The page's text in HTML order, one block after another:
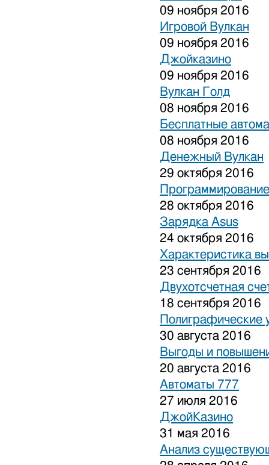
09 ноября 2016
Игровой Вулкан
09 ноября 2016
Джойказино
09 ноября 2016
Вулкан Голд
08 ноября 2016
Бесплатные
08 ноября 2016
Денежный Вулкан
29 октября 2016
28 октября 2016
Зарядка Asus
24 октября 2016
Характеристика
23 сентября 2016
Двухотсчетная
18 сентября 2016
Полиграфические
30 августа 2016
Выгоды и
20 августа 2016
Автоматы 777
27 июля 2016
ДжойКазино
31 мая 2016
Анализ